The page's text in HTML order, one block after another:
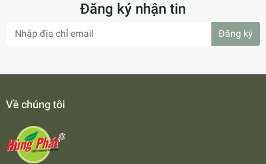
Đăng ký nhận tin
Đăng ký
Về chúng tôi